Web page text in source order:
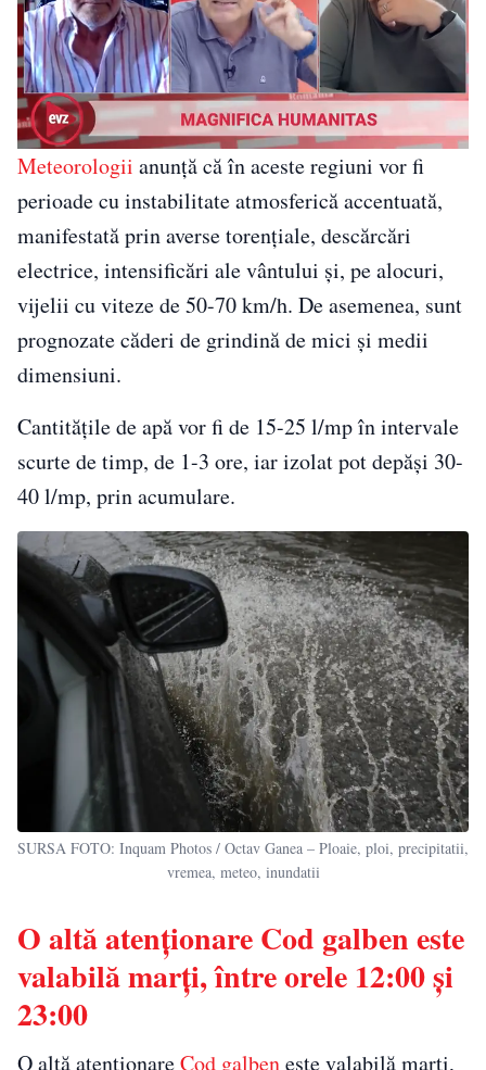
Meteorologii anunță că în aceste regiuni vor fi
perioade cu instabilitate atmosferică accentuată,
manifestată prin averse torențiale, descărcări
electrice, intensificări ale vântului și, pe alocuri,
vijelii cu viteze de 50-70 km/h. De asemenea, sunt
prognozate căderi de grindină de mici și medii
dimensiuni.
Cantitățile de apă vor fi de 15-25 l/mp în intervale
scurte de timp, de 1-3 ore, iar izolat pot depăși 30-
40 l/mp, prin acumulare.
SURSA FOTO: Inquam Photos / Octav Ganea – Ploaie, ploi, precipitatii,
vremea, meteo, inundatii
O altă atenționare Cod galben este
valabilă marți, între orele 12:00 și
23:00
O altă atenționareCod galben este valabilă marți,